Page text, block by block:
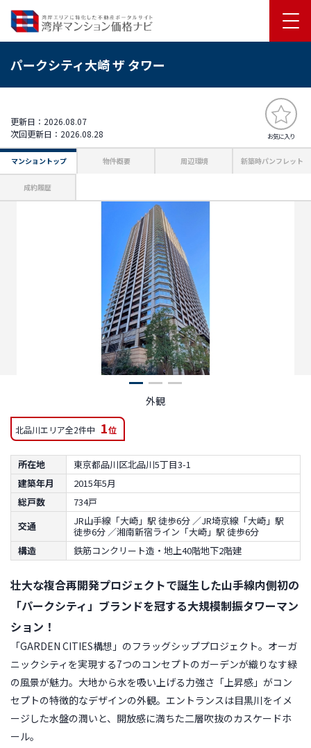
パークシティ大崎 ザ タワー
お気に入り
更新日：2026.08.07
次回更新日：2026.08.28
マンショントップ 物件概要 周辺環境 新築時パンフレット
成約履歴
外観
北品川エリア全2件中 1位
所在地
東京都品川区北品川5丁目3-1
建築年月
2015年5月
総戸数
734戸
交通
JR山手線「大崎」駅 徒歩6分 ／JR埼京線「大崎」駅
徒歩6分 ／湘南新宿ライン「大崎」駅 徒歩6分
構造
鉄筋コンクリート造・地上40階地下2階建
壮大な複合再開発プロジェクトで誕生した山手線内側初の
「パークシティ」ブランドを冠する大規模制振タワーマン
ション！
「GARDEN CITIES構想」のフラッグシッププロジェクト。オーガ
ニックシティを実現する7つのコンセプトのガーデンが織りなす緑
の風景が魅力。大地から水を吸い上げる力強さ「上昇感」がコン
セプトの特徴的なデザインの外観。エントランスは目黒川をイメ
ージした水盤の潤いと、開放感に満ちた二層吹抜のカスケードホ
ール。